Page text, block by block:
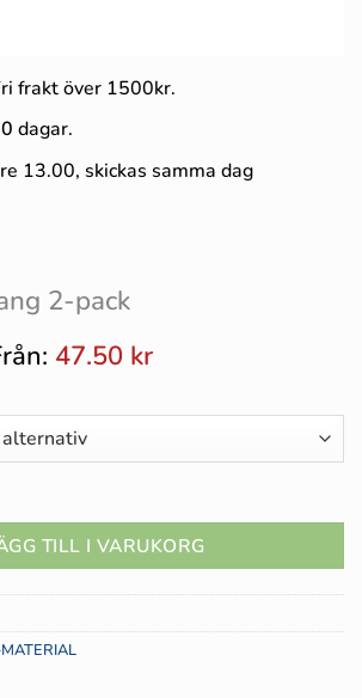
frakt över 1500kr.
dagar.
13.00, skickas samma dag
2-pack
47.50 kr
mängd
TILL I VARUKORG